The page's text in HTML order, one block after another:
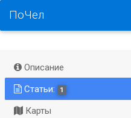
ПоЧел
Описание
Статьи:
1
Карты